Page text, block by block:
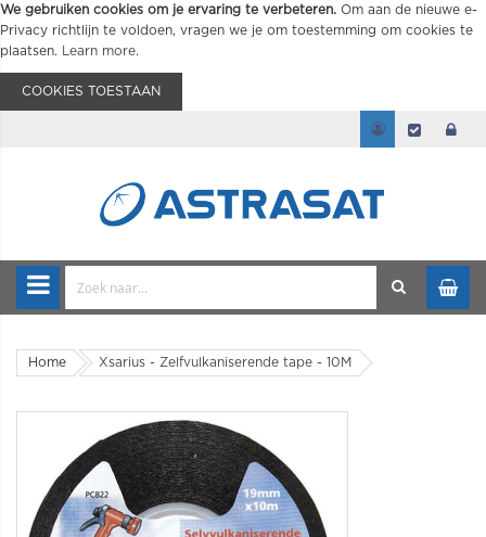
We gebruiken cookies om je ervaring te verbeteren. Om aan de nieuwe e-
Privacy richtlijn te voldoen, vragen we je om toestemming om cookies te
plaatsen.
Learn more.
COOKIES TOESTAAN
Home Xsarius - Zelfvulkaniserende tape - 10M